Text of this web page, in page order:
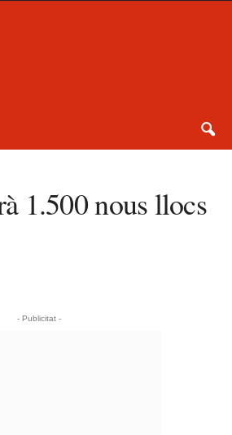
1.500 nous llocs
- Publicitat -